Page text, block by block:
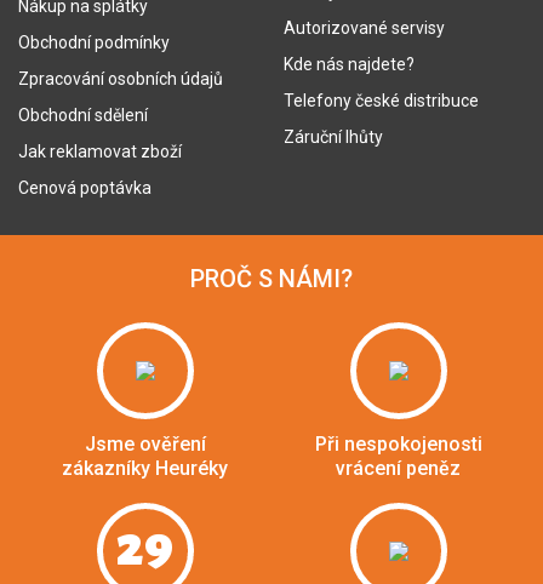
Nákup na splátky
Obchodní podmínky
Zpracování osobních údajů
Obchodní sdělení
Jak reklamovat zboží
Cenová poptávka
Autorizované servisy
Kde nás najdete?
Telefony české distribuce
Záruční lhůty
PROČ S NÁMI?
Jsme ověření
zákazníky Heuréky
Při nespokojenosti
vrácení peněz
29